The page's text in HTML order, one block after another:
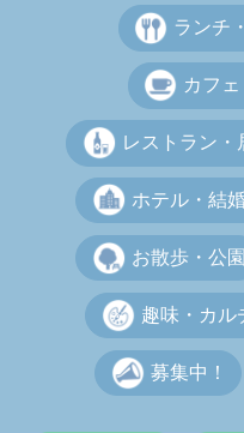
ランチ
カフ
レストラン・
ホテル・結
お散歩・公園
趣味・カル
募集中！